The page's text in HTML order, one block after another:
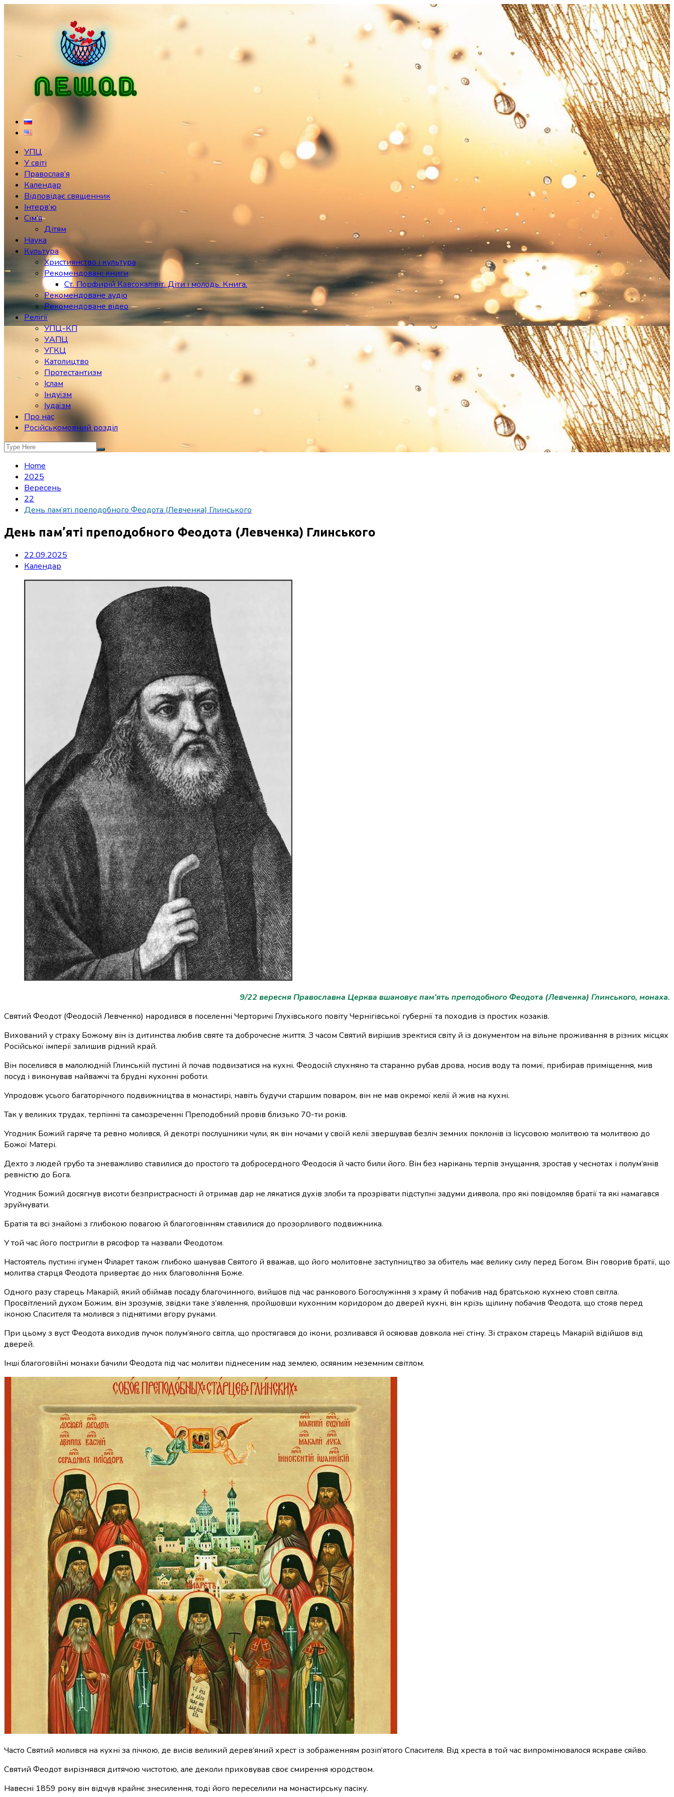
УПЦ
У світі
Православ’я
Календар
Відповідає священник
Інтерв’ю
Сім’я
Дітям
Наука
Культура
Християнство і культура
Рекомендовані книги
Ст. Порфирій Кавсокалівіт. Діти і молодь. Книга.
Рекомендоване аудіо
Рекомендоване відео
Релігії
УПЦ-КП
УАПЦ
УГКЦ
Католицтво
Протестантизм
Іслам
Індуїзм
Іудаїзм
Про нас
Російськомовний розділ
Home
2025
Вересень
22
День пам’яті преподобного Феодота (Левченка) Глинського
День пам’яті преподобного Феодота (Левченка) Глинського
22.09.2025
Календар
9/22 вересня Православна Церква вшановує пам’ять преподобного Феодота (Левченка) Глинського, монаха.
Святий Феодот (Феодосій Левченко) народився в поселенні Черторичі Глухівського повіту Чернігівської губернії та походив із простих козаків.
Вихований у страху Божому він із дитинства любив святе та доброчесне життя. З часом Святий вирішив зректися світу й із документом на вільне проживання в різних місцях
Російської імперії залишив рідний край.
Він поселився в малолюдній Глинській пустині й почав подвизатися на кухні. Феодосій слухняно та старанно рубав дрова, носив воду та помиї, прибирав приміщення, мив
посуд і виконував найважчі та брудні кухонні роботи.
Упродовж усього багаторічного подвижництва в монастирі, навіть будучи старшим поваром, він не мав окремої келії й жив на кухні.
Так у великих трудах, терпінні та самозреченні Преподобний провів близько 70-ти років.
Угодник Божий гаряче та ревно молився, й декотрі послушники чули, як він ночами у своїй келії звершував безліч земних поклонів із Іісусовою молитвою та молитвою до
Божої Матері.
Дехто з людей грубо та зневажливо ставилися до простого та добросердного Феодосія й часто били його. Він без нарікань терпів знущання, зростав у чеснотах і полум’янів
ревністю до Бога.
Угодник Божий досягнув висоти безпристрасності й отримав дар не лякатися духів злоби та прозрівати підступні задуми диявола, про які повідомляв братії та які намагався
зруйнувати.
Братія та всі знайомі з глибокою повагою й благоговінням ставилися до прозорливого подвижника.
У той час його постригли в рясофор та назвали Феодотом.
Настоятель пустині ігумен Філарет також глибоко шанував Святого й вважав, що його молитовне заступництво за обитель має велику силу перед Богом. Він говорив братії, що
молитва старця Феодота привертає до них благовоління Боже.
Одного разу старець Макарій, який обіймав посаду благочинного, вийшов під час ранкового Богослужіння з храму й побачив над братською кухнею стовп світла.
Просвітлений духом Божим, він зрозумів, звідки таке з’явлення, пройшовши кухонним коридором до дверей кухні, він крізь щілину побачив Феодота, що стояв перед
іконою Спасителя та молився з піднятими вгору руками.
При цьому з вуст Феодота виходив пучок полум’яного світла, що простягався до ікони, розливався й осяював довкола неї стіну. Зі страхом старець Макарій відійшов від
дверей.
Інші благоговійні монахи бачили Феодота під час молитви піднесеним над землею, осяяним неземним світлом.
Часто Святий молився на кухні за пічкою, де висів великий дерев’яний хрест із зображенням розіп’ятого Спасителя. Від хреста в той час випромінювалося яскраве сяйво.
Святий Феодот вирізнявся дитячою чистотою, але деколи приховував своє смирення юродством.
Навесні 1859 року він відчув крайнє знесилення, тоді його переселили на монастирську пасіку.